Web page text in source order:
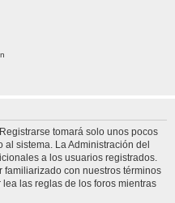
tomará solo unos pocos
sistema. La Administración del
a los usuarios registrados.
con nuestros términos
las reglas de los foros mientras